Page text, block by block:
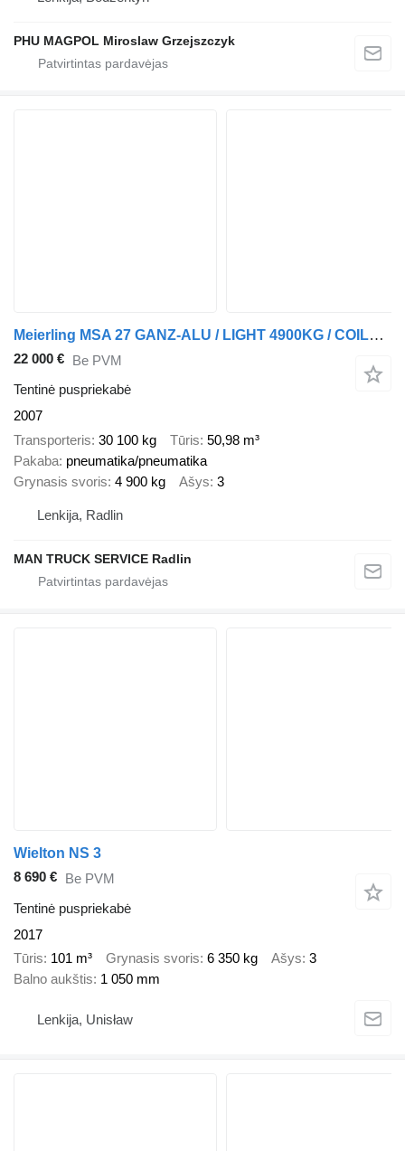
PHU MAGPOL Miroslaw Grzejszczyk
Meierling MSA 27 GANZ-ALU / LIGHT 4900KG / COILMULDE 7.5M
22 000 € Be PVM
Tentinė puspriekabė
2007
Transporteris 30 100 kg Tūris 50,98 m³
Pakaba pneumatika/pneumatika
Grynasis svoris 4 900 kg Ašys 3
Lenkija, Radlin
MAN TRUCK SERVICE Radlin
Wielton NS 3
8 690 € Be PVM
Tentinė puspriekabė
2017
Tūris 101 m³ Grynasis svoris 6 350 kg Ašys 3
Balno aukštis 1 050 mm
Lenkija, Unisław